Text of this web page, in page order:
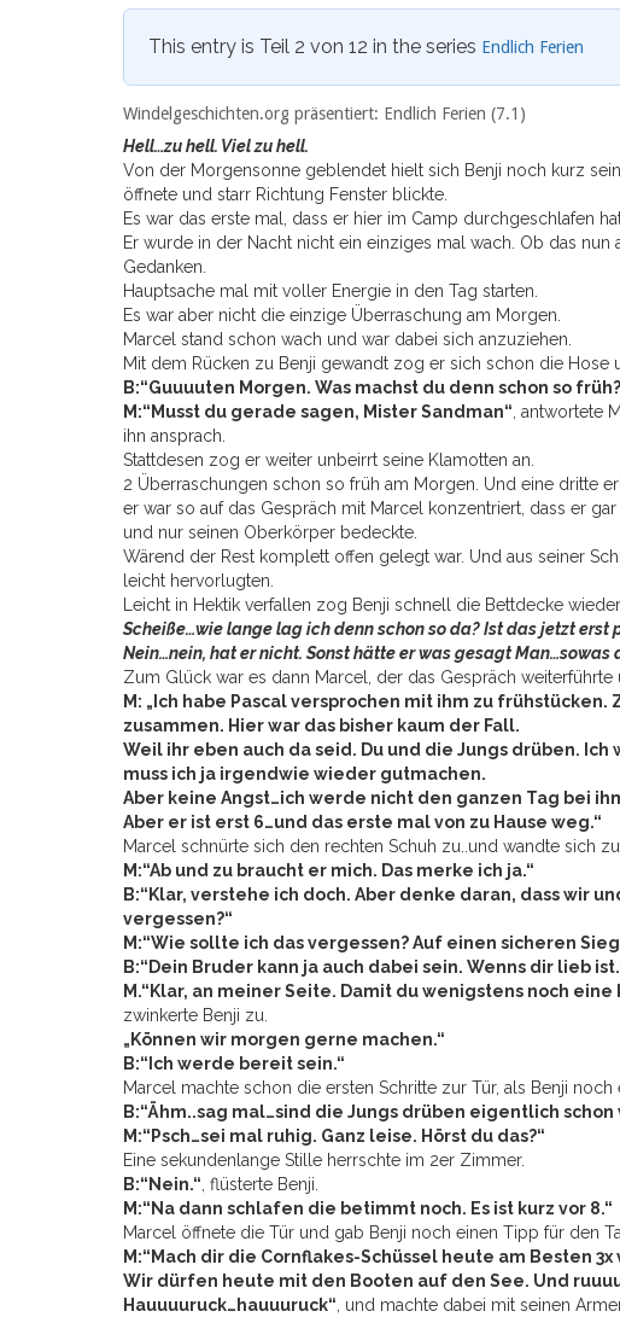
This entry is Teil 2 von 12 in the series Endlich Ferien
Windelgeschichten.org präsentiert: Endlich Ferien (7.1)
Hell…zu hell. Viel zu hell.
Von der Morgensonne geblendet hielt sich Benji noch kurz
öffnete und starr Richtung Fenster blickte.
Es war das erste mal, dass er hier im Camp durchgeschlafen
Er wurde in der Nacht nicht ein einziges mal wach. Ob das
Gedanken.
Hauptsache mal mit voller Energie in den Tag starten.
Es war aber nicht die einzige Überraschung am Morgen.
Marcel stand schon wach und war dabei sich anzuziehen.
Mit dem Rücken zu Benji gewandt zog er sich schon die Hose
B:“Guuuuten Morgen. Was machst du denn schon so
M:“Musst du gerade sagen, Mister Sandman“, antwortete
ihn ansprach.
Stattdesen zog er weiter unbeirrt seine Klamotten an.
2 Überraschungen schon so früh am Morgen. Und eine dritte
er war so auf das Gespräch mit Marcel konzentriert, dass er
und nur seinen Oberkörper bedeckte.
Wärend der Rest komplett offen gelegt war. Und aus seiner
leicht hervorlugten.
Leicht in Hektik verfallen zog Benji schnell die Bettdecke
Scheiße…wie lange lag ich denn schon so da? Ist das jetzt
Nein…nein, hat er nicht. Sonst hätte er was gesagt Man…sowas
Zum Glück war es dann Marcel, der das Gespräch
M: „Ich habe Pascal versprochen mit ihm zu
zusammen. Hier war das bisher kaum der Fall.
Weil ihr eben auch da seid. Du und die Jungs drüben.
muss ich ja irgendwie wieder gutmachen.
Aber keine Angst…ich werde nicht den ganzen Tag bei
Aber er ist erst 6…und das erste mal von zu Hause weg.“
Marcel schnürte sich den rechten Schuh zu..und wandte sich
M:“Ab und zu braucht er mich. Das merke ich ja.“
B:“Klar, verstehe ich doch. Aber denke daran, dass wir
vergessen?“
M:“Wie sollte ich das vergessen? Auf einen sicheren
B:“Dein Bruder kann ja auch dabei sein. Wenns dir lieb
M.“Klar, an meiner Seite. Damit du wenigstens noch eine
zwinkerte Benji zu.
„Können wir morgen gerne machen.“
B:“Ich werde bereit sein.“
Marcel machte schon die ersten Schritte zur Tür, als Benji
B:“Ähm..sag mal…sind die Jungs drüben eigentlich schon
M:“Psch…sei mal ruhig. Ganz leise. Hörst du das?“
Eine sekundenlange Stille herrschte im 2er Zimmer.
B:“Nein.“, flüsterte Benji.
M:“Na dann schlafen die betimmt noch. Es ist kurz vor 8.“
Marcel öffnete die Tür und gab Benji noch einen Tipp für den
M:“Mach dir die Cornflakes-Schüssel heute am Besten 3x
Wir dürfen heute mit den Booten auf den See. Und
Hauuuuruck…hauuuruck“, und machte dabei mit seinen